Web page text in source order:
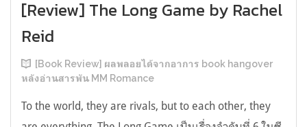
[Review] The Long Game by Rachel
Reid
[Book Review] ผลพลอยได้จากอาการ book hangover
หลังอ่านสารพัน MM Romance
To the world, they are rivals, but to each other, they